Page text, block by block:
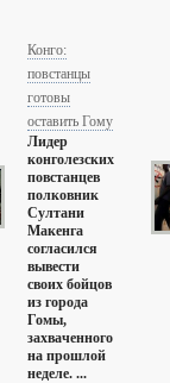
Конго:
повстанцы
готовы
оставить Гому
Лидер
конголезских
повстанцев
полковник
Султани
Макенга
согласился
вывести
своих бойцов
из города
Гомы,
захваченного
на прошлой
неделе. ...